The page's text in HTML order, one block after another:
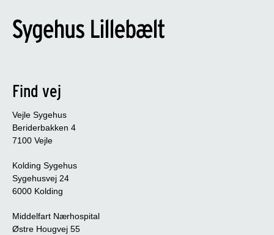
Find vej
Vejle Sygehus
Beriderbakken 4
7100 Vejle
Kolding Sygehus
Sygehusvej 24
6000 Kolding
Middelfart Nærhospital
Østre Hougvej 55